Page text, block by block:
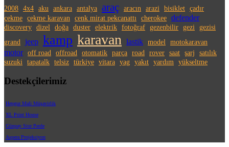
2008 4x4 aku ankara antalya araç aracın arazi bisiklet çadır
çekme çekme karavan cenk mirat pekcanattı cherokee defender
discovery dizel doğa duster elektrik fotoğraf gezenbilir gezi
gezisi
grand
jeep kamp karavan lastik model motokaravan
motor off road offroad otomatik parça road rover saat şarj
satılık
suzuki
tapatalk telsiz türkiye vitara yag yakıt yardım yükseltme
Destekçilerimiz
Hepgur Mali Müşavirlik
XL Print House
Günpay Stor Perde
Aspera Projeksiyon